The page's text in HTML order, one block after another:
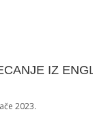
IZ
2023.